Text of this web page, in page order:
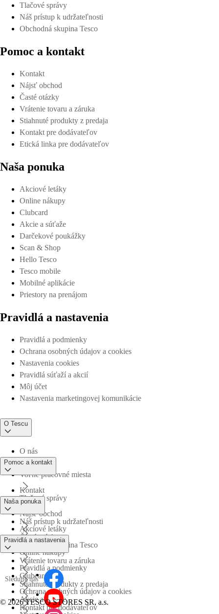
Tlačové správy
Náš prístup k udržateľnosti
Obchodná skupina Tesco
Pomoc a kontakt
Kontakt
Nájsť obchod
Časté otázky
Vrátenie tovaru a záruka
Stiahnuté produkty z predaja
Kontakt pre dodávateľov
Etická linka pre dodávateľov
Naša ponuka
Akciové letáky
Online nákupy
Clubcard
Akcie a súťaže
Darčekové poukážky
Scan & Shop
Hello Tesco
Tesco mobile
Mobilné aplikácie
Priestory na prenájom
Pravidlá a nastavenia
Pravidlá a podmienky
Ochrana osobných údajov a cookies
Nastavenia cookies
Pravidlá súťaží a akcií
Môj účet
Nastavenia marketingovej komunikácie
O Tescu
O nás
Voľné pracovné miesta
Tlačové správy
Náš prístup k udržateľnosti
Obchodná skupina Tesco
Pomoc a kontakt
Kontakt
Nájsť obchod
Časté otázky
Vrátenie tovaru a záruka
Stiahnuté produkty z predaja
Kontakt pre dodávateľov
Naša ponuka
Akciové letáky
Online nákupy
Clubcard
Akcie a súťaže
Pravidlá a nastavenia
Pravidlá a podmienky
Ochrana osobných údajov a cookies
Sledujte nás
© 2026 TESCO STORES SR, a.s.